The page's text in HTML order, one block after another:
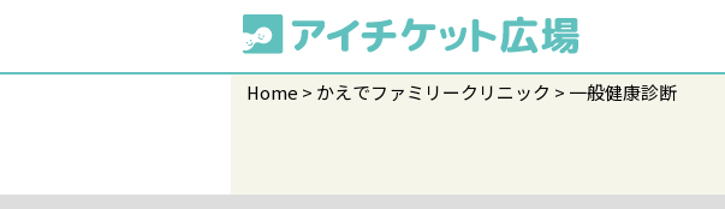
Home かえでファミリークリニック 一般健康診断